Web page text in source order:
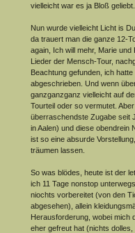
vielleicht war es ja Bloß geliebt.
Nun wurde vielleicht Licht is
da trauert man die ganze 12-
again, Ich will mehr, Marie
Lieder der Mensch-Tour,
Beachtung gefunden, ich
abgeschrieben. Und wenn
ganzganzganz vielleicht auf
Tourteil oder so vermutet.
überraschendste Zugabe seit
in Aalen) und diese obendrein
ist so eine absurde
träumen lassen.
So was blödes, heute ist der
ich 11 Tage nonstop
niochts vorbereitet (von den
abgesehen), allein
Herausforderung, wobei mich
eher gefreut hat (nichts